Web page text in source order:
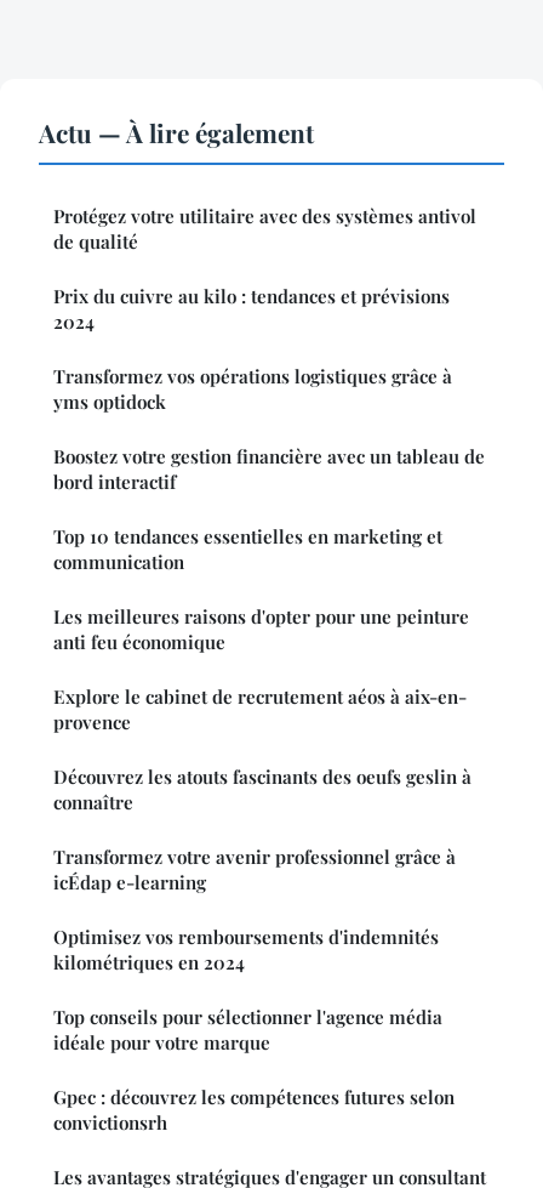
Actu — À lire également
Protégez votre utilitaire avec des systèmes antivol
de qualité
Prix du cuivre au kilo : tendances et prévisions
2024
Transformez vos opérations logistiques grâce à
yms optidock
Boostez votre gestion financière avec un tableau de
bord interactif
Top 10 tendances essentielles en marketing et
communication
Les meilleures raisons d'opter pour une peinture
anti feu économique
Explore le cabinet de recrutement aéos à aix-en-
provence
Découvrez les atouts fascinants des oeufs geslin à
connaître
Transformez votre avenir professionnel grâce à
icÉdap e-learning
Optimisez vos remboursements d'indemnités
kilométriques en 2024
Top conseils pour sélectionner l'agence média
idéale pour votre marque
Gpec : découvrez les compétences futures selon
convictionsrh
Les avantages stratégiques d'engager un consultant